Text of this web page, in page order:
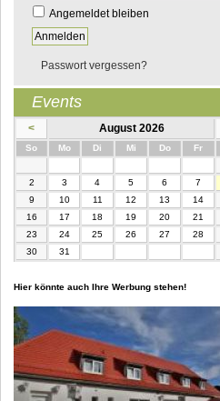
Angemeldet bleiben
Passwort vergessen?
Events
< August 2026
SonntagMontag Di enstagMittwochDonnerstag
Freitag
2
3 4 5 6 7
9
10 11 12 13 14
16
17 18 19 20 21
23
24 25 26 27 28
30
31
Hier könnte auch Ihre Werbung stehen!